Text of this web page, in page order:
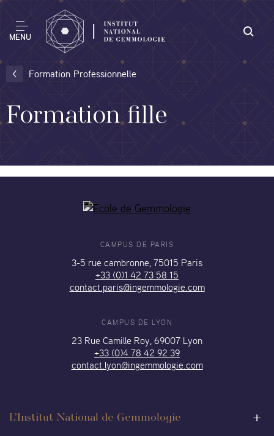
MENU
Formation Professionnelle
Formation fille
CAMPUS DE PARIS
3-5 rue cambronne, 75015 Paris
+33 (0)1 42 73 58 15
contact.paris@ingemmologie.com
CAMPUS DE LYON
23 Rue Camille Roy, 69007 Lyon
+33 (0)4 78 42 92 39
contact.lyon@ingemmologie.com
L’Institut National de Gemmologie